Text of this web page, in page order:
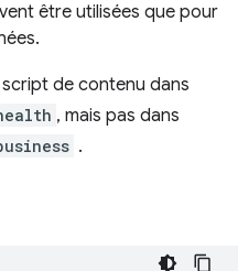
être utilisées que pour
de contenu dans
, mais pas dans
.